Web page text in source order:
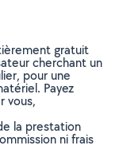
gratuit
cherchant un
pour une
Payez
vous,
la prestation
ni frais